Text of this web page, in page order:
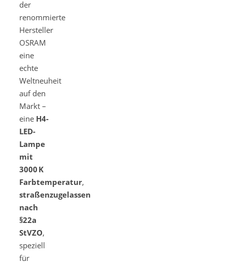
der
renommierte
Hersteller
OSRAM
eine
echte
Weltneuheit
auf den
Markt –
eine H4-
LED-
Lampe
mit
3000 K
Farbtemperatur,
straßenzugelassen
nach
§22a
StVZO,
speziell
für